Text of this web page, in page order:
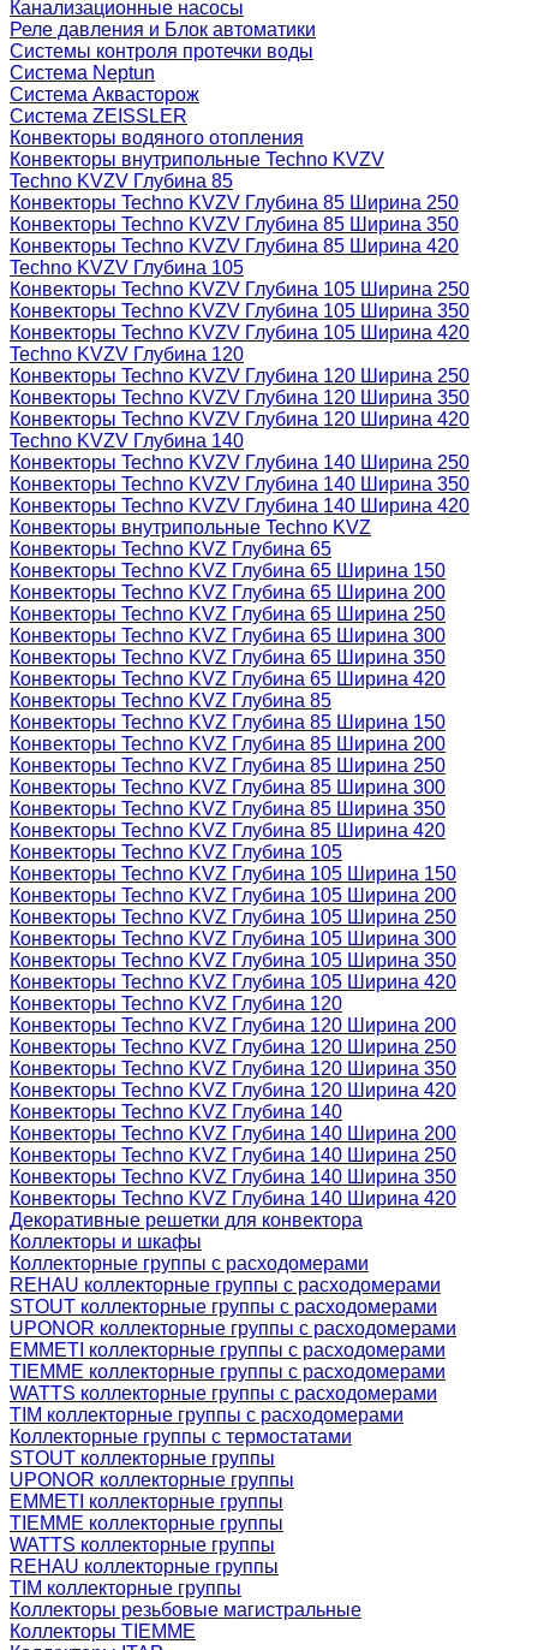
Канализационные насосы
Реле давления и Блок автоматики
Системы контроля протечки воды
Система Neptun
Система Аквасторож
Система ZEISSLER
Конвекторы водяного отопления
Конвекторы внутрипольные Techno KVZV
Techno KVZV Глубина 85
Конвекторы Techno KVZV Глубина 85 Ширина 250
Конвекторы Techno KVZV Глубина 85 Ширина 350
Конвекторы Techno KVZV Глубина 85 Ширина 420
Techno KVZV Глубина 105
Конвекторы Techno KVZV Глубина 105 Ширина 250
Конвекторы Techno KVZV Глубина 105 Ширина 350
Конвекторы Techno KVZV Глубина 105 Ширина 420
Techno KVZV Глубина 120
Конвекторы Techno KVZV Глубина 120 Ширина 250
Конвекторы Techno KVZV Глубина 120 Ширина 350
Конвекторы Techno KVZV Глубина 120 Ширина 420
Techno KVZV Глубина 140
Конвекторы Techno KVZV Глубина 140 Ширина 250
Конвекторы Techno KVZV Глубина 140 Ширина 350
Конвекторы Techno KVZV Глубина 140 Ширина 420
Конвекторы внутрипольные Techno KVZ
Конвекторы Techno KVZ Глубина 65
Конвекторы Techno KVZ Глубина 65 Ширина 150
Конвекторы Techno KVZ Глубина 65 Ширина 200
Конвекторы Techno KVZ Глубина 65 Ширина 250
Конвекторы Techno KVZ Глубина 65 Ширина 300
Конвекторы Techno KVZ Глубина 65 Ширина 350
Конвекторы Techno KVZ Глубина 65 Ширина 420
Конвекторы Techno KVZ Глубина 85
Конвекторы Techno KVZ Глубина 85 Ширина 150
Конвекторы Techno KVZ Глубина 85 Ширина 200
Конвекторы Techno KVZ Глубина 85 Ширина 250
Конвекторы Techno KVZ Глубина 85 Ширина 300
Конвекторы Techno KVZ Глубина 85 Ширина 350
Конвекторы Techno KVZ Глубина 85 Ширина 420
Конвекторы Techno KVZ Глубина 105
Конвекторы Techno KVZ Глубина 105 Ширина 150
Конвекторы Techno KVZ Глубина 105 Ширина 200
Конвекторы Techno KVZ Глубина 105 Ширина 250
Конвекторы Techno KVZ Глубина 105 Ширина 300
Конвекторы Techno KVZ Глубина 105 Ширина 350
Конвекторы Techno KVZ Глубина 105 Ширина 420
Конвекторы Techno KVZ Глубина 120
Конвекторы Techno KVZ Глубина 120 Ширина 200
Конвекторы Techno KVZ Глубина 120 Ширина 250
Конвекторы Techno KVZ Глубина 120 Ширина 350
Конвекторы Techno KVZ Глубина 120 Ширина 420
Конвекторы Techno KVZ Глубина 140
Конвекторы Techno KVZ Глубина 140 Ширина 200
Конвекторы Techno KVZ Глубина 140 Ширина 250
Конвекторы Techno KVZ Глубина 140 Ширина 350
Конвекторы Techno KVZ Глубина 140 Ширина 420
Декоративные решетки для конвектора
Коллекторы и шкафы
Коллекторные группы с расходомерами
REHAU коллекторные группы с расходомерами
STOUT коллекторные группы с расходомерами
UPONOR коллекторные группы с расходомерами
EMMETI коллекторные группы с расходомерами
TIEMME коллекторные группы с расходомерами
WATTS коллекторные группы с расходомерами
TIM коллекторные группы с расходомерами
Коллекторные группы с термостатами
STOUT коллекторные группы
UPONOR коллекторные группы
EMMETI коллекторные группы
TIEMME коллекторные группы
WATTS коллекторные группы
REHAU коллекторные группы
TIM коллекторные группы
Коллекторы резьбовые магистральные
Коллекторы TIEMME